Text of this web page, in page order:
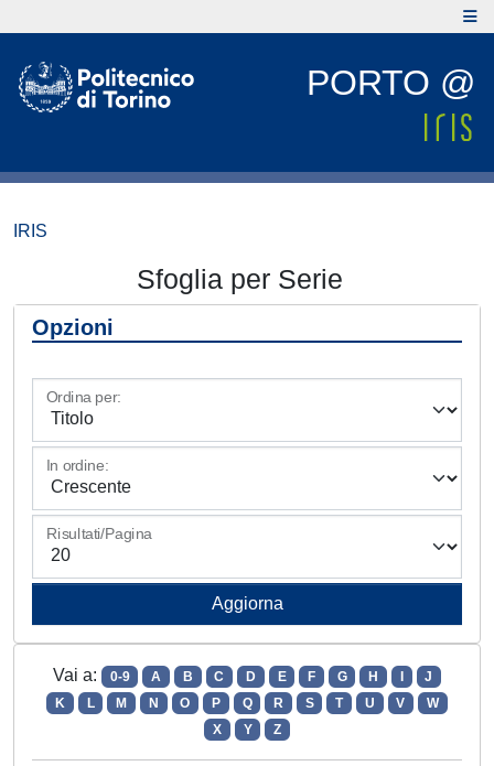
PORTO @
IRIS
Sfoglia per Serie
Opzioni
Ordina per:
In ordine:
Risultati/Pagina
Vai a: 0-9 A B C D E F G H
J
K
L M N O P Q R S T U V
W
X
Y Z